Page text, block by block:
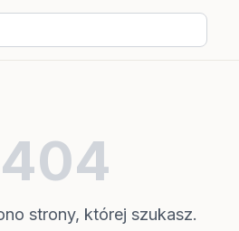
404
strony, której szukasz.